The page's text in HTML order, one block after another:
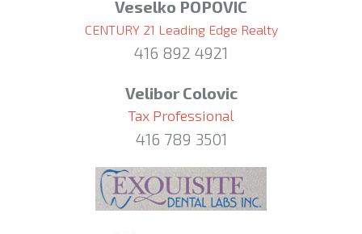
Veselko POPOVIC
CENTURY 21 Leading Edge Realty
416 892 4921
Velibor Colovic
Tax Professional
416 789 3501